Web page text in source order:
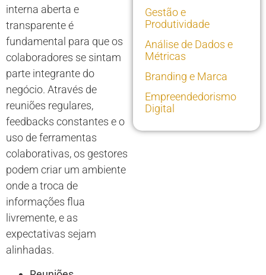
interna aberta e
transparente é
fundamental para que os
colaboradores se sintam
parte integrante do
negócio. Através de
reuniões regulares,
feedbacks constantes e o
uso de ferramentas
colaborativas, os gestores
podem criar um ambiente
onde a troca de
informações flua
livremente, e as
expectativas sejam
alinhadas.
Gestão e
Produtividade
Análise de Dados e
Métricas
Branding e Marca
Empreendedorismo
Digital